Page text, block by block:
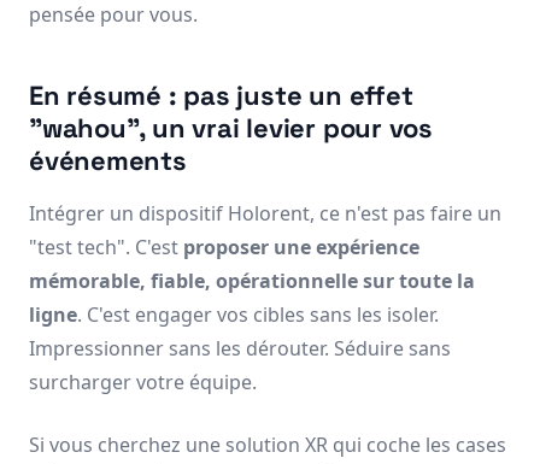
pensée pour vous.
En résumé : pas juste un effet
"wahou", un vrai levier pour vos
événements
Intégrer un dispositif Holorent, ce n'est pas faire un
"test tech". C'est proposer une expérience
mémorable, fiable, opérationnelle sur toute la
ligne. C'est engager vos cibles sans les isoler.
Impressionner sans les dérouter. Séduire sans
surcharger votre équipe.
Si vous cherchez une solution XR qui coche les cases